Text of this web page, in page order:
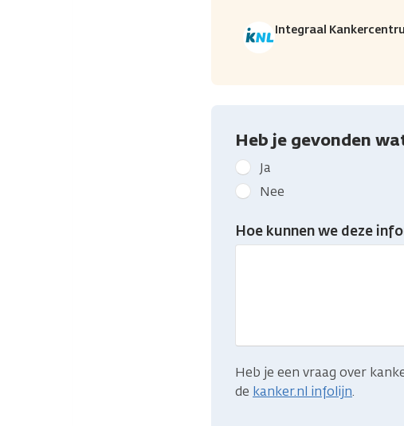
Integraal
Heb je gevonden
Geef
kanker.nl
feedback:
Heb
je
Ja
Nee
Hoe kunnen we deze
Heb je een vraag over
de kanker.nl infolijn.